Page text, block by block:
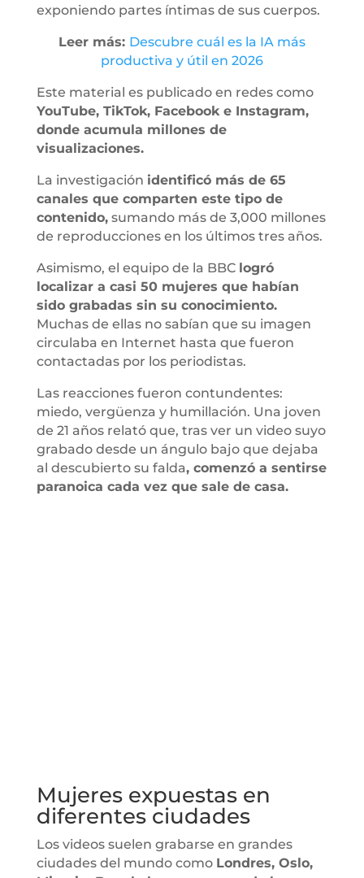
exponiendo partes íntimas de sus cuerpos.
Leer más: Descubre cuál es la IA más
productiva y útil en 2026
Este material es publicado en redes como
YouTube, TikTok, Facebook e Instagram,
donde acumula millones de
visualizaciones.
La investigación identificó más de 65
canales que comparten este tipo de
contenido,sumando más de 3,000 millones
de reproducciones en los últimos tres años.
Asimismo, el equipo de la BBC logró
localizar a casi 50 mujeres que habían
sido grabadas sin su conocimiento.
Muchas de ellas no sabían que su imagen
circulaba en Internet hasta que fueron
contactadas por los periodistas.
Las reacciones fueron contundentes:
miedo, vergüenza y humillación. Una joven
de 21 años relató que, tras ver un video suyo
grabado desde un ángulo bajo que dejaba
al descubierto su falda, comenzó a sentirse
paranoica cada vez que sale de casa.
Mujeres expuestas en
diferentes ciudades
Los videos suelen grabarse en grandes
ciudades del mundo como Londres, Oslo,